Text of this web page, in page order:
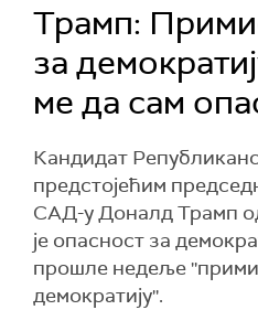
Трамп:
за
ме да сам
Кандидат
предстојећим
САД-у Доналд Трамп
је опасност за
прошле недеље
демократију''.